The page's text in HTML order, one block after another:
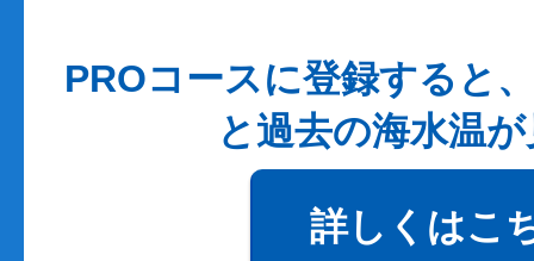
PROコースに登録すると
と過去の海水温
詳しくはこ